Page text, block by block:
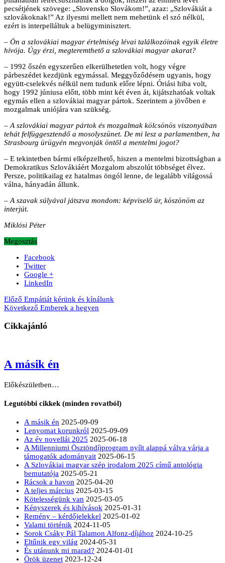
pecsétjének szövege: „Slovensko Slovákom!”, azaz: „Szlovákiát a
szlovákoknak!” Az ilyesmi mellett nem mehetünk el szó nélkül,
ezért is interpelláltuk a belügyminisztert.
– Ön a szlovákiai magyar értelmiség lévai találkozóinak egyik életre
hívója. Úgy érzi, megteremthető a szlovákiai magyar akarat?
– 1992 őszén egyszerűen elkerülhetetlen volt, hogy végre
párbeszédet kezdjünk egymással. Meggyőződésem ugyanis, hogy
együtt-cselekvés nélkül nem tudunk előre lépni. Óriási hiba volt,
hogy 1992 júniusa előtt, több mint két éven át, kijátszhatóak voltak
egymás ellen a szlovákiai magyar pártok. Szerintem a jövőben e
mozgalmak uniójára van szükség.
– A szlovákiai magyar pártok és mozgalmak kölcsönös viszonyában
tehát felfüggesztendő a mosolyszünet. De mi lesz a parlamentben, ha
Strasbourg ürügyén megvonják öntől a mentelmi jogot?
– E tekintetben bármi elképzelhető, hiszen a mentelmi bizottságban a
Demokratikus Szlovákiáért Mozgalom abszolút többséget élvez.
Persze, politikailag ez hatalmas öngól lenne, de legalább világossá
válna, hányadán állunk.
– A szavak súlyával játszva mondom: képviselő úr, köszönöm az
interjút.
Miklósi Péter
Megosztás
Facebook
Twitter
Google +
LinkedIn
Előző Empátiát kérünk és kínálunk
Következő Emberek a hegyen
Cikkajánló
A másik én
Előkészületben…
Legutóbbi cikkek (minden rovatból)
A másik én 2025-09-09
Lenyomat korunkról 2025-09-09
Az év novellái 2025 2025-06-18
A Millenniumi Ösztöndíjprogram nyílt alappá válva várja a
támogatók adományait 2025-06-15
A Szlovákiai magyar szép irodalom 2025 című antológia
bemutatója 2025-05-21
Rácsok a havon 2025-04-20
A teljes március 2025-03-15
Kötelességünk van 2025-03-05
Kényszerek és kihívások 2025-01-31
Remény – kérdőjelekkel 2025-01-02
Valami történik 2024-11-05
Sorok Csáky Pál Talamon Alfonz-díjához 2024-10-25
Eltűnik egy világ 2024-05-31
És utánunk mi marad? 2024-01-01
Örök üzenet 2023-12-24